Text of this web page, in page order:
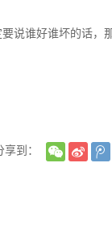
说谁好谁坏的话，
享到：